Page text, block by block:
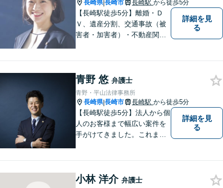
長崎県|長崎市 長崎駅 から徒歩5分
【長崎駅徒歩5分】離婚・Ｄ
Ｖ、遺産分割、交通事故（被
害者・加害者）・不動産関連
詳細を見
る
青野 悠 弁護士
青野・平山法律事務所
長崎県|長崎市 長崎駅 から徒歩5分
【長崎駅徒歩5分】法人から個
人のお客様まで幅広い案件を
手がけてきました。これまで
詳細を見
る
小林 洋介 弁護士